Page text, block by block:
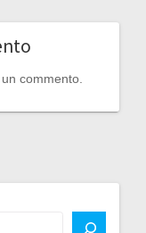
commento.